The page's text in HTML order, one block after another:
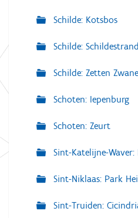
Schilde: Kotsbos
Schilde: Schildestrand
Schilde: Zetten
Schoten: Iepenburg
Schoten: Zeurt
Sint-Katelijne-Waver:
Sint-Niklaas: Park
Sint-Truiden: